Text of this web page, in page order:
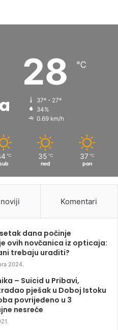
28 ℃
37º - 27º
34%
0.69 km/h
℃ 35 ℃
ned
37 ℃
pon
Komentari
dana počinje
ovih novčanica iz opticaja:
trebaju uraditi?
2024.
– Suicid u Pribavi,
pješak u Doboj Istoku
povrijeđeno u 3
nesreće